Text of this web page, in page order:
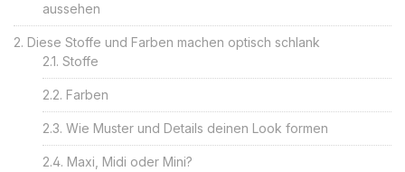
aussehen
Diese Stoffe und Farben machen optisch schlank
Stoffe
Farben
Wie Muster und Details deinen Look formen
Maxi, Midi oder Mini?